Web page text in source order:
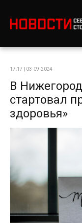
17:17 | 03-09-2024
В
стартовал
здоровья»